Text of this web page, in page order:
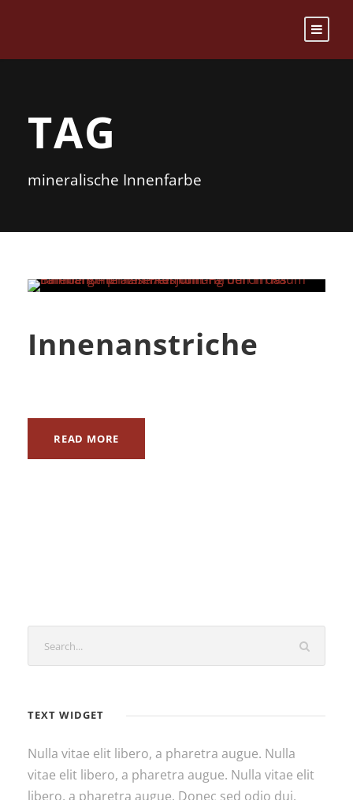
TAG
mineralische Innenfarbe
Innenanstriche
READ MORE
TEXT WIDGET
Nulla vitae elit libero, a pharetra augue. Nulla
vitae elit libero, a pharetra augue. Nulla vitae elit
libero, a pharetra augue. Donec sed odio dui.